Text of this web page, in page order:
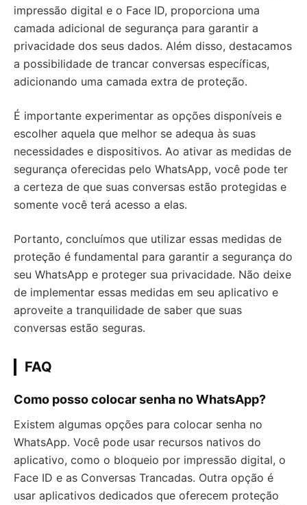
impressão digital e o Face ID, proporciona uma
camada adicional de segurança para garantir a
privacidade dos seus dados. Além disso, destacamos
a possibilidade de trancar conversas específicas,
adicionando uma camada extra de proteção.
É importante experimentar as opções disponíveis e
escolher aquela que melhor se adequa às suas
necessidades e dispositivos. Ao ativar as medidas de
segurança oferecidas pelo WhatsApp, você pode ter
a certeza de que suas conversas estão protegidas e
somente você terá acesso a elas.
Portanto, concluímos que utilizar essas medidas de
proteção é fundamental para garantir a segurança do
seu WhatsApp e proteger sua privacidade. Não deixe
de implementar essas medidas em seu aplicativo e
aproveite a tranquilidade de saber que suas
conversas estão seguras.
FAQ
Como posso colocar senha no WhatsApp?
Existem algumas opções para colocar senha no
WhatsApp. Você pode usar recursos nativos do
aplicativo, como o bloqueio por impressão digital, o
Face ID e as Conversas Trancadas. Outra opção é
usar aplicativos dedicados que oferecem proteção